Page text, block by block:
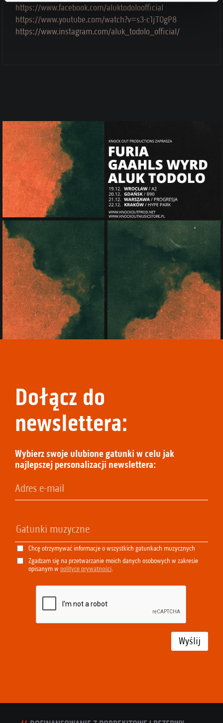
https://www.facebook.com/aluktodoloofficial
https://www.youtube.com/watch?v=s3-c1jTOgP8
https://www.instagram.com/aluk_todolo_official/
Dołącz do
newslettera:
Wybierz swoje ulubione gatunki w celu jak
najlepszej personalizacji newslettera:
Chcę otrzymywać informacje o wszystkich gatunkach muzycznych
Zgadzam się na przetwarzanie moich danych osobowych w zakresie
opisanym w polityce prywatności.
Wyślij